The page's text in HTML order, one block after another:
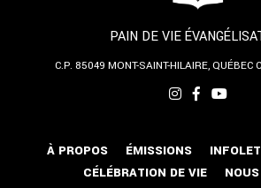
PAIN DE VIE
C.P. 85049 MONT-SAINT-HILAIRE, QUÉBEC
À PROPOS ÉMISSIONS
CÉLÉBRATION DE VIE